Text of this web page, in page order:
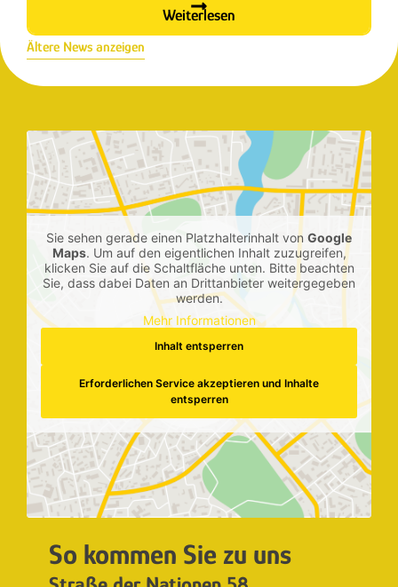
Weiterlesen
Ältere News anzeigen
Sie sehen gerade einen Platzhalterinhalt von Google
Maps. Um auf den eigentlichen Inhalt zuzugreifen,
klicken Sie auf die Schaltfläche unten. Bitte beachten
Sie, dass dabei Daten an Drittanbieter weitergegeben
werden.
Mehr Informationen
Inhalt entsperren
Erforderlichen Service akzeptieren und Inhalte
entsperren
So kommen Sie zu uns